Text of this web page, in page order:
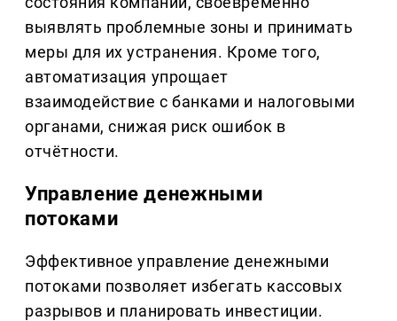
выявлять проблемные зоны и принимать
меры для их устранения. Кроме того,
автоматизация упрощает
взаимодействие с банками и налоговыми
органами, снижая риск ошибок в
отчётности.
Управление денежными
потоками
Эффективное управление денежными
потоками позволяет избегать кассовых
разрывов и планировать инвестиции.